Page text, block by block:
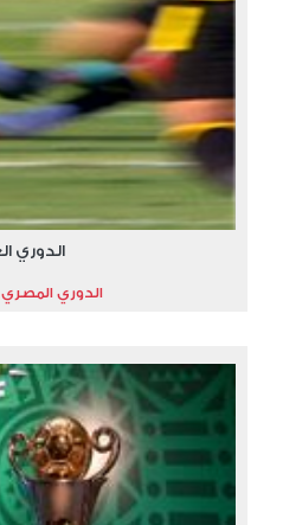
الدوري
الدوري المصري 2025/2026